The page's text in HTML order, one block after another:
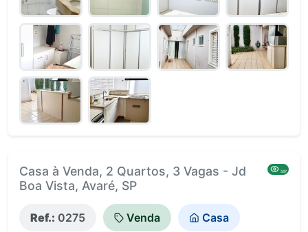
Casa à Venda, 2 Quartos, 3 Vagas - Jd
Boa Vista, Avaré, SP
587
Ref.: 0275 Venda Casa